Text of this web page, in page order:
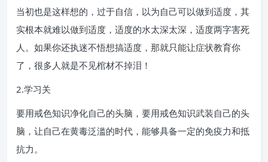
当初也是这样想的，过于自信，以为自己可以做到适度，其
实根本就难以做到适度，适度的水太深太深，适度两字害死
人。如果你还执迷不悟想搞适度，那就只能让症状教育你
了，很多人就是不见棺材不掉泪！
2.学习关
要用戒色知识净化自己的头脑，要用戒色知识武装自己的头
脑，让自己在黄毒泛滥的时代，能够具备一定的免疫力和抵
抗力。